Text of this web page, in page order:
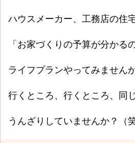
ハウスメーカー、工務店の住
「お家づくりの予算が分かる
ライフプランやってみません
行くところ、行くところ、同
うんざりしていませんか？（笑